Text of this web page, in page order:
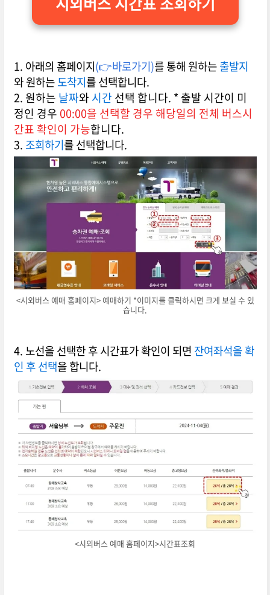
1. 아래의 홈페이지(👉바로가기)를 통해 원하는출발지
와 원하는도착지를 선택합니다.
2. 원하는 날짜와 시간 선택 합니다. * 출발 시간이 미
정인 경우 00:00을 선택할 경우 해당일의 전체 버스시
간표 확인이 가능합니다.
3. 조회하기를 선택합니다.
<시외버스 예매 홈페이지> 예매하기 *이미지를 클릭하시면 크게 보실 수 있
습니다.
4. 노선을 선택한 후 시간표가 확인이 되면 잔여좌석을 확
인 후 선택을 합니다.
<시외버스 예매 홈페이지>시간표조회